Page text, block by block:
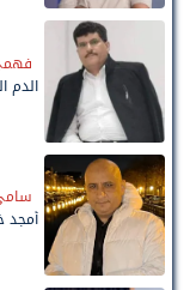
الدم
أمجد